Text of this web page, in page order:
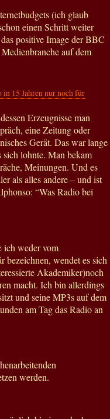
(ich glaub
einen Schritt weiter
positive Image der BBC
auf dem
15 Jahren nur noch für
Erzeugnisse man
eine Zeitung oder
Gerät. Das war lange
sich lohnte. Man bekam
Meinungen. Und es
als alles andere – und ist
“Was Radio bei
ich weder vom
bezeichnen, wendet es sich
Akademiker)noch
macht. Ich bin allerdings
und seine MP3s auf dem
am Tag das Radio an
werden.